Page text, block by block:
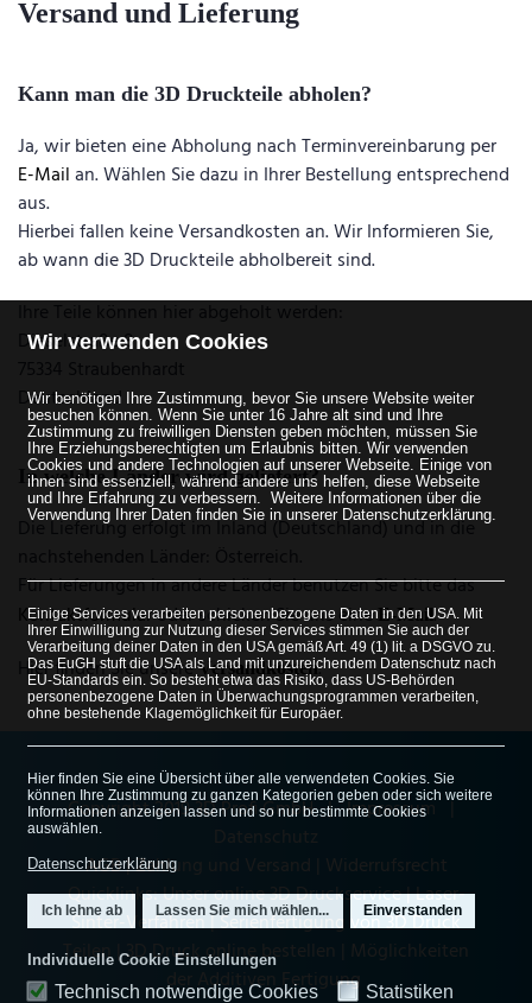
Wir verwenden Cookies
Wir benötigen Ihre Zustimmung, bevor Sie unsere Website weiter
besuchen können. Wenn Sie unter 16 Jahre alt sind und Ihre
Zustimmung zu freiwilligen Diensten geben möchten, müssen Sie
Ihre Erziehungsberechtigten um Erlaubnis bitten. Wir verwenden
Cookies und andere Technologien auf unserer Webseite. Einige von
ihnen sind essenziell, während andere uns helfen, diese Webseite
und Ihre Erfahrung zu verbessern.
Weitere Informationen über die
Verwendung Ihrer Daten finden Sie in unserer Datenschutzerklärung.
Einige Services verarbeiten personenbezogene Daten in den USA. Mit
Ihrer Einwilligung zur Nutzung dieser Services stimmen Sie auch der
Verarbeitung deiner Daten in den USA gemäß Art. 49 (1) lit. a DSGVO zu.
Das EuGH stuft die USA als Land mit unzureichendem Datenschutz nach
EU-Standards ein. So besteht etwa das Risiko, dass US-Behörden
personenbezogene Daten in Überwachungsprogrammen verarbeiten,
ohne bestehende Klagemöglichkeit für Europäer.
Hier finden Sie eine Übersicht über alle verwendeten Cookies. Sie
können Ihre Zustimmung zu ganzen Kategorien geben oder sich weitere
Informationen anzeigen lassen und so nur bestimmte Cookies
auswählen.
Datenschutzerklärung
Ich lehne ab Lassen Sie mich wählen... Einverstanden
Individuelle Cookie Einstellungen
Technisch notwendige Cookies Statistiken
Versand und Lieferung
Kann man die 3D Druckteile abholen?
Ja, wir bieten eine Abholung nach Terminvereinbarung per
E-Mailan. Wählen Sie dazu in Ihrer Bestellung entsprechend
aus.
Hierbei fallen keine Versandkosten an. Wir Informieren Sie,
ab wann die 3D Druckteile abholbereit sind.
Dieselstraße 8
Deutschland
In welche Länder wird geliefert?
Die Lieferung erfolgt im Inland (Deutschland) und in die
Für Lieferungen in andere Länder benutzen Sie bitte das
Kontaktformularoder schicken Sie uns eineE-Mail.
Hier finden Sie unsereVersandkosten.
Copyright 2019 3D Profi GmbH |Impressum|
AGB|Zahlung und Versand
Widerrufsrecht
Quicklinks:Unser online 3D Druckservice|Laser-
Sinter-Verfahren|Serienfertigung von 3D Druck
Teilen|3D Druck online bestellen
Möglichkeiten
der Additiven Fertigung